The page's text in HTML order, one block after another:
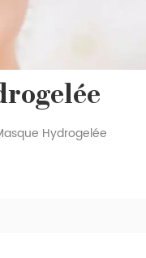
Hydrogelée